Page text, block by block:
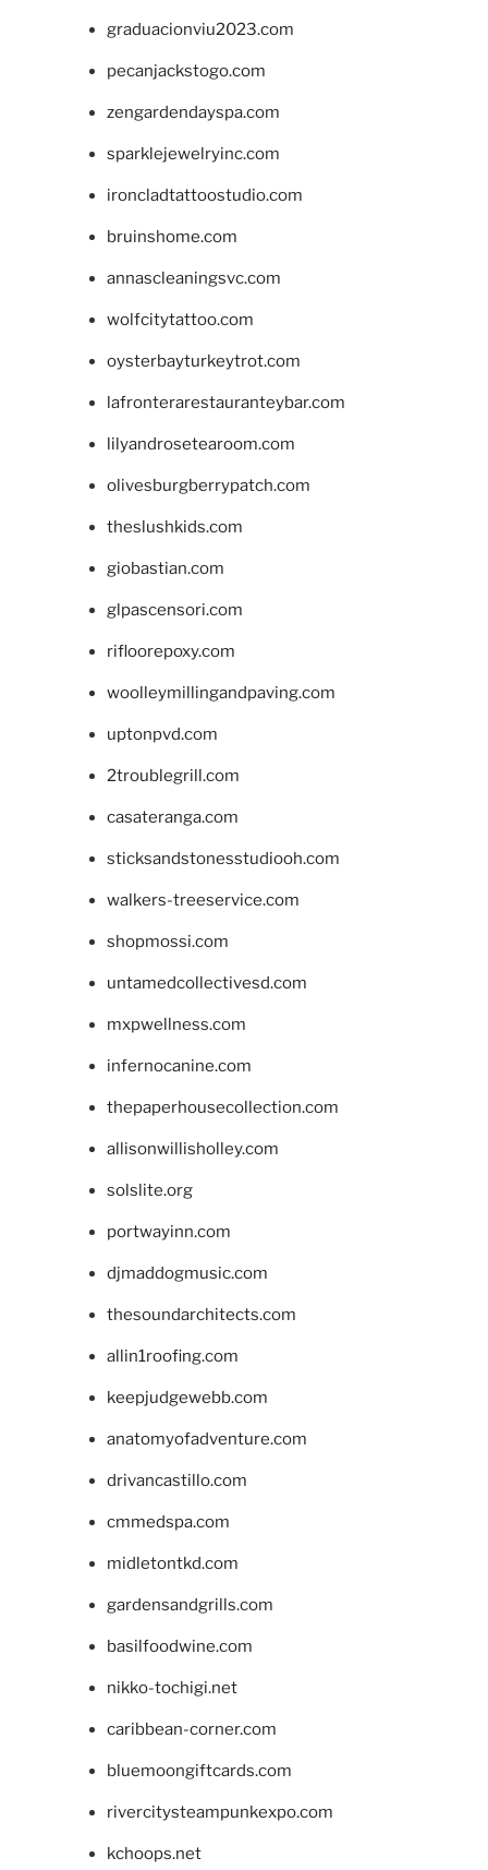
graduacionviu2023.com
pecanjackstogo.com
zengardendayspa.com
sparklejewelryinc.com
ironcladtattoostudio.com
bruinshome.com
annascleaningsvc.com
wolfcitytattoo.com
oysterbayturkeytrot.com
lafronterarestauranteybar.com
lilyandrosetearoom.com
olivesburgberrypatch.com
theslushkids.com
giobastian.com
glpascensori.com
rifloorepoxy.com
woolleymillingandpaving.com
uptonpvd.com
2troublegrill.com
casateranga.com
sticksandstonesstudiooh.com
walkers-treeservice.com
shopmossi.com
untamedcollectivesd.com
mxpwellness.com
infernocanine.com
thepaperhousecollection.com
allisonwillisholley.com
solslite.org
portwayinn.com
djmaddogmusic.com
thesoundarchitects.com
allin1roofing.com
keepjudgewebb.com
anatomyofadventure.com
drivancastillo.com
cmmedspa.com
midletontkd.com
gardensandgrills.com
basilfoodwine.com
nikko-tochigi.net
caribbean-corner.com
bluemoongiftcards.com
rivercitysteampunkexpo.com
kchoops.net